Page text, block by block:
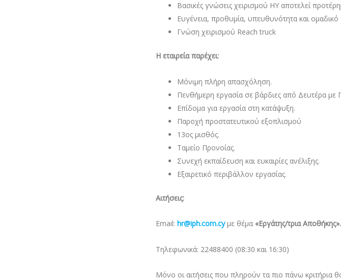
Βασικές γνώσεις χειρισμού ΗΥ αποτελεί
Ευγένεια, προθυμία, υπευθυνότητα και
Γνώση χειρισμού Reach truck
Η εταιρεία παρέχει:
Μόνιμη πλήρη απασχόληση.
Πενθήμερη εργασία σε βάρδιες από Δευτέρα με
Επίδομα για εργασία στη κατάψυξη.
Παροχή προστατευτικού εξοπλισμού
13ος μισθός.
Ταμείο Προνοίας.
Συνεχή εκπαίδευση και ευκαιρίες ανέλιξης.
Εξαιρετικό περιβάλλον εργασίας.
Αιτήσεις:
Email: hr@iph.com.cyμε θέμα «Εργάτης/τρια Αποθήκης».
Τηλεφωνικά: 22488400 (08:30 και 16:30)
Μόνο οι αιτήσεις που πληρούν τα πιο πάνω κριτήρια